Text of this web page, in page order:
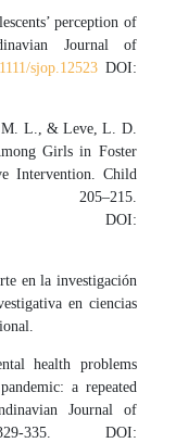
perception of
Journal of
sjop.12523DOI:
M. L., & Leve, L. D.
Girls in Foster
Intervention. Child
205–215.
DOI:
en la investigación
en ciencias
health problems
a repeated
Journal of
335. DOI: